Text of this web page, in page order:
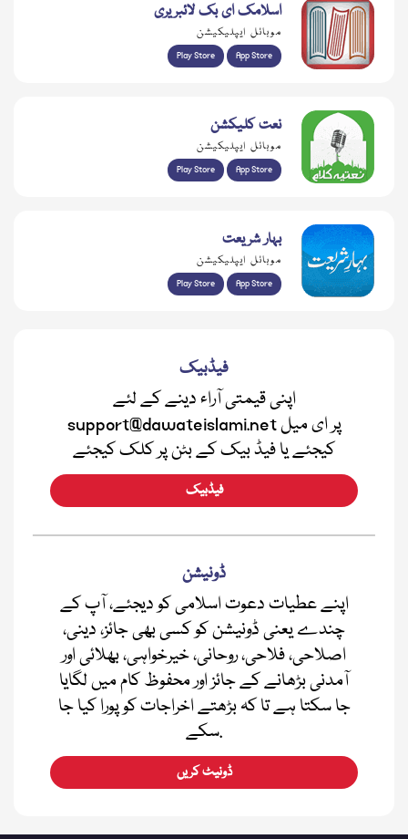
اسلامک ای بک لائبریری
موبائل ایپلیکیشن
Play Store App Store
نعت کلیکشن
موبائل ایپلیکیشن
Play Store App Store
بہار شریعت
موبائل ایپلیکیشن
Play Store App Store
فیڈبیک
اپنی قیمتی آراء دینے کے لئے
support@dawateislami.net پر ای میل
کیجئے یا فیڈ بیک کے بٹن پر کلک کیجئے
فیڈبیک
ڈونیشن
اپنے عطیات دعوت اسلامی کو دیجئے، آپ کے
چندے یعنی ڈونیشن کو کسی بھی جائز، دینی،
اصلاحی، فلاحی، روحانی، خیرخواہی، بھلائی اور
آمدنی بڑھانے کے جائز اور محفوظ کام میں لگایا
جا سکتا ہے تا کہ بڑھتے اخراجات کو پورا کیا جا
سکے.
ڈونیٹ کریں